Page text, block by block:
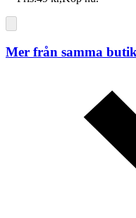
Mer från samma butik